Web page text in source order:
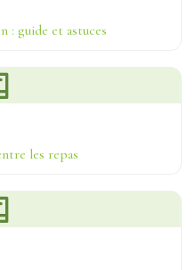
: guide et astuces
les repas